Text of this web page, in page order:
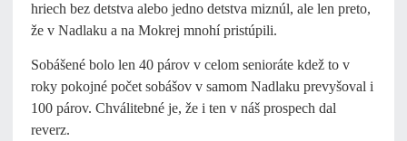
hriech bez detstva alebo jedno detstva miznúl, ale len preto,
že v Nadlaku a na Mokrej mnohí pristúpili.
Sobášené bolo len 40 párov v celom senioráte kdež to v
roky pokojné počet sobášov v samom Nadlaku prevyšoval i
100 párov. Chválitebné je, že i ten v náš prospech dal
reverz.